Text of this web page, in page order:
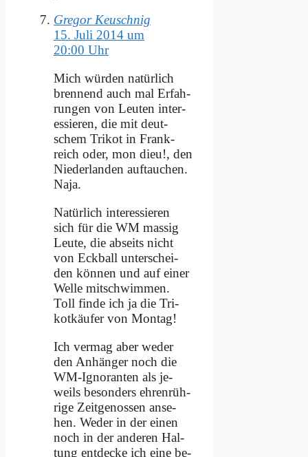
Gregor Keuschnig
15. Juli 2014 um
20:00 Uhr
Mich wür­den na­tür­lich
bren­nend auch mal Er­fah­
run­gen von Leu­ten in­ter­
es­sie­ren, die mit deut­
schem Tri­kot in Frank­
reich oder, mon dieu!, den
Nie­der­lan­den auf­tau­chen.
Na­ja.
Na­tür­lich in­ter­es­sie­ren
sich für die WM mas­sig
Leu­te, die ab­seits nicht
von Eck­ball un­ter­schei­
den kön­nen und auf ei­ner
Wel­le mit­schwim­men.
Toll fin­de ich ja die Tri­
kot­käu­fer von Mon­tag!
Ich ver­mag aber we­der
den An­hän­ger noch die
WM-Igno­ran­ten als je­
weils be­son­ders eh­ren­rüh­
ri­ge Zeit­ge­nos­sen an­se­
hen. We­der in der ei­nen
noch in der an­de­ren Hal­
tung ent­decke ich ei­ne be­